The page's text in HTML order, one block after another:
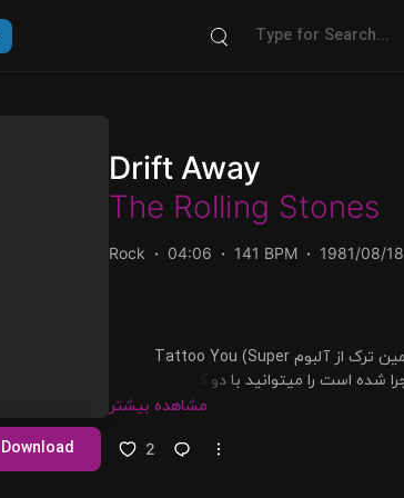
Drift Away
The Rolling Stones
Rock 04:06 141 BPM 1981/08/18
پخش و دانلود آهنگ Drift Away، شانزدهمین ترک از آلبوم Tattoo You (Super
مشاهده بیشتر
Download 2